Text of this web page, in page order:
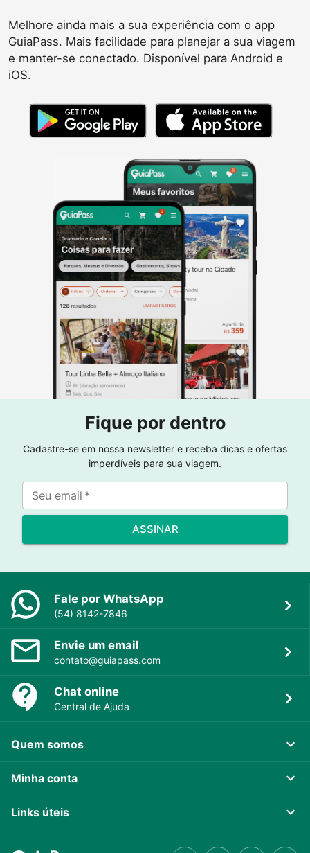
Melhore ainda mais a sua experiência com o app
GuiaPass. Mais facilidade para planejar a sua viagem
e manter-se conectado. Disponível para Android e
iOS.
Fique por dentro
Cadastre-se em nossa newsletter e receba dicas e ofertas
imperdíveis para sua viagem.
Seu email *
ASSINAR
Fale por WhatsApp
(54) 8142-7846
Envie um email
contato@guiapass.com
Chat online
Central de Ajuda
Quem somos
Minha conta
Links úteis